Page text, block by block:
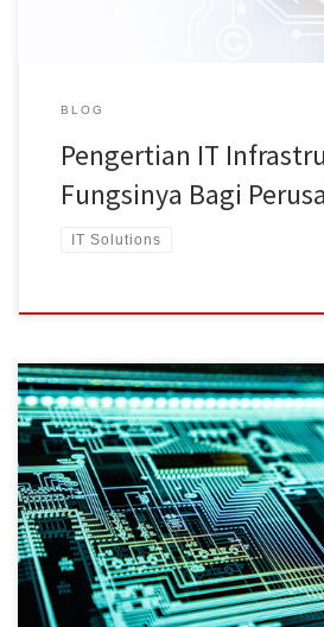
BLOG
Pengertian IT
Fungsinya Bagi
IT Solutions
Mengenal IT Solution dan Layanan Bisnis
Dalam menjalankan suatu bisnis,
fasilitas pendukung seperti ketersediaan
keamanan siber, hingga dukungan teknis.
Solution adalah salah satu cara untuk
pendukung tersebut. Dengan adanya IT
perusahaan akan berjalan dengan